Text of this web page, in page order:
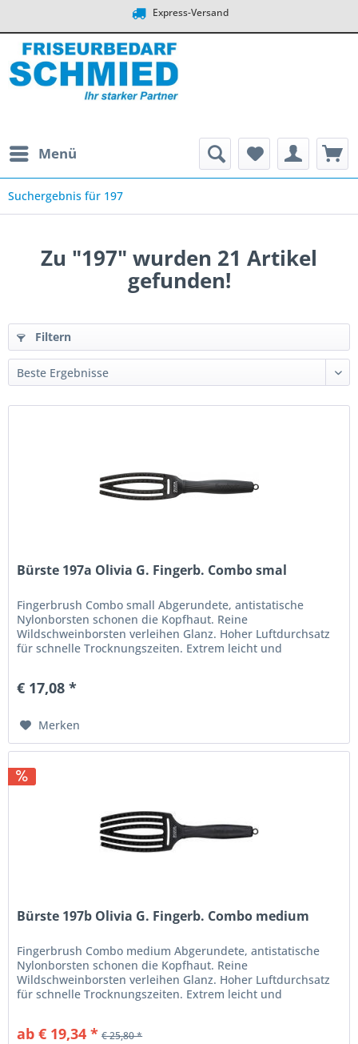
Express-Versand
Menü
Suchergebnis für 197
Zu "197" wurden 21 Artikel
gefunden!
Filtern
Bürste 197a Olivia G. Fingerb. Combo smal
Fingerbrush Combo small Abgerundete, antistatische
Nylonborsten schonen die Kopfhaut. Reine
Wildschweinborsten verleihen Glanz. Hoher Luftdurchsatz
für schnelle Trocknungszeiten. Extrem leicht und
€ 17,08 *
Merken
Bürste 197b Olivia G. Fingerb. Combo medium
Fingerbrush Combo medium Abgerundete, antistatische
Nylonborsten schonen die Kopfhaut. Reine
Wildschweinborsten verleihen Glanz. Hoher Luftdurchsatz
für schnelle Trocknungszeiten. Extrem leicht und
ab € 19,34 * € 25,80 *